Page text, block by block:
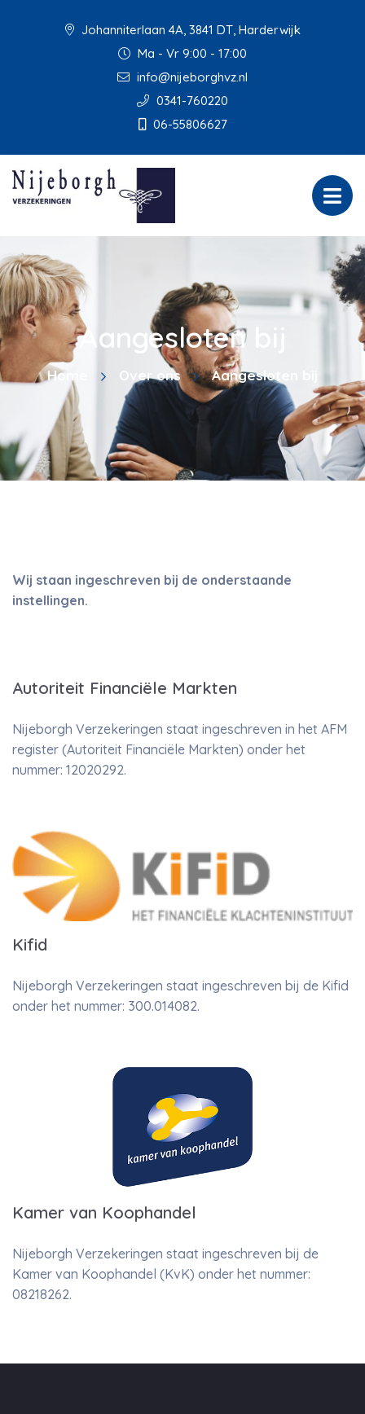
Johanniterlaan 4A, 3841 DT, Harderwijk
Ma - Vr 9:00 - 17:00
info@nijeborghvz.nl
0341-760220
06-55806627
Aangesloten bij
Home Over ons Aangesloten bij
Wij staan ingeschreven bij de onderstaande
instellingen.
Autoriteit Financiële Markten
Nijeborgh Verzekeringen staat ingeschreven in het AFM
register (Autoriteit Financiële Markten) onder het
nummer: 12020292.
Kifid
Nijeborgh Verzekeringen staat ingeschreven bij de Kifid
onder het nummer: 300.014082.
Kamer van Koophandel
Nijeborgh Verzekeringen staat ingeschreven bij de
Kamer van Koophandel (KvK) onder het nummer:
08218262.